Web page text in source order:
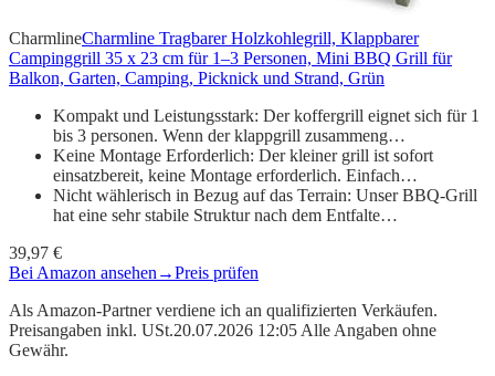
CharmlineCharmline Tragbarer Holzkohlegrill, Klappbarer
Campinggrill 35 x 23 cm für 1–3 Personen, Mini BBQ Grill für
Balkon, Garten, Camping, Picknick und Strand, Grün
Kompakt und Leistungsstark: Der koffergrill eignet sich für 1
bis 3 personen. Wenn der klappgrill zusammeng…
Keine Montage Erforderlich: Der kleiner grill ist sofort
einsatzbereit, keine Montage erforderlich. Einfach…
Nicht wählerisch in Bezug auf das Terrain: Unser BBQ-Grill
hat eine sehr stabile Struktur nach dem Entfalte…
39,97 €
Bei Amazon ansehen →Preis prüfen
Als Amazon-Partner verdiene ich an qualifizierten Verkäufen.
Preisangaben inkl. USt.20.07.2026 12:05 Alle Angaben ohne
Gewähr.